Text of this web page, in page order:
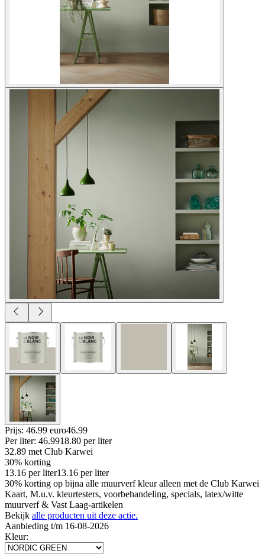
Prijs: 46.99 euro46.99
Per liter: 46.9918.80 per liter
32.89 met Club Karwei
30% korting
13.16 per liter13.16 per liter
30% korting op bijna alle muurverf kleur alleen met de Club Karwei
Kaart, M.u.v. kleurtesters, voorbehandeling, specials, latex/witte
muurverf & Vast Laag-artikelen
Bekijk alle producten uit deze actie.
Aanbieding t/m 16-08-2026
Kleur: